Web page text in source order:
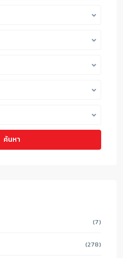
ค้นหา
(7)
(278)